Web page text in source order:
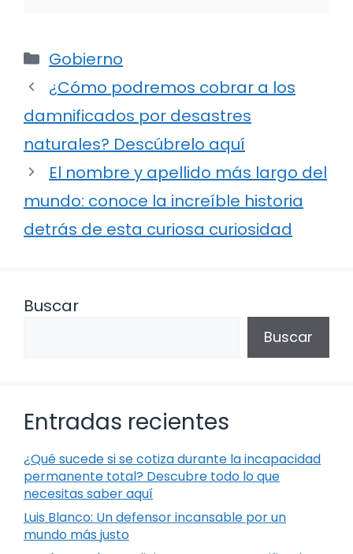
Categorías
Gobierno
¿Cómo podremos cobrar a los
damnificados por desastres
naturales? Descúbrelo aquí
El nombre y apellido más largo del
mundo: conoce la increíble historia
detrás de esta curiosa curiosidad
Buscar
Buscar
Entradas recientes
¿Qué sucede si se cotiza durante la incapacidad
permanente total? Descubre todo lo que
necesitas saber aquí
Luis Blanco: Un defensor incansable por un
mundo más justo